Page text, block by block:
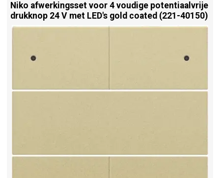
Niko afwerkingsset voor 4 voudige potentiaalvrije
drukknop 24 V met LED's gold coated (221-40150)